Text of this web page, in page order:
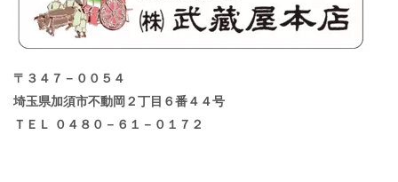
〒３４７－００５４
埼玉県加須市不動岡２丁目６番４４号
ＴＥＬ ０４８０－６１－０１７２